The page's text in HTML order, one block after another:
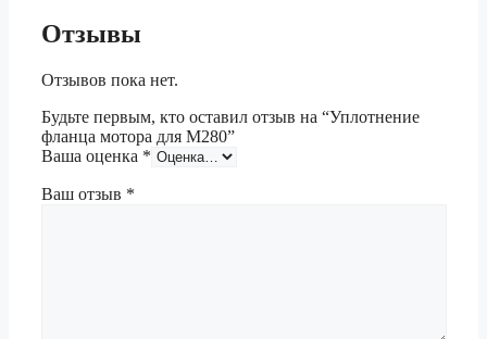
Отзывы
Отзывов пока нет.
Будьте первым, кто оставил отзыв на “Уплотнение
фланца мотора для М280”
Ваша оценка *
Ваш отзыв *